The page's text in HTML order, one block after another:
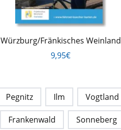
Würzburg/Fränkisches Weinland
9,95€
Pegnitz Ilm Vogtland
Frankenwald Sonneberg